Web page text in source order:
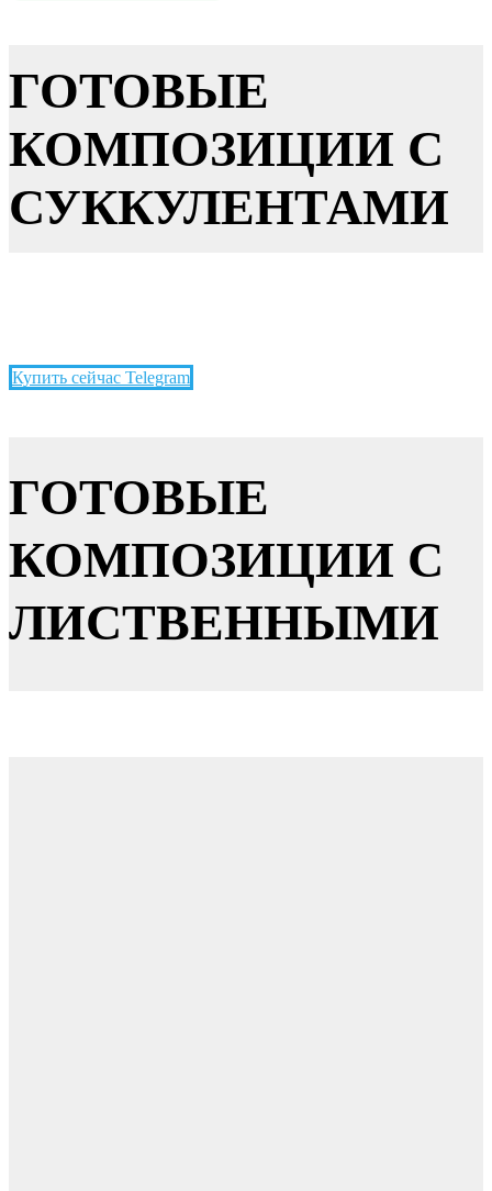
ГОТОВЫЕ
КОМПОЗИЦИИ С
СУККУЛЕНТАМИ
Купить сейчас Telegram
ГОТОВЫЕ
КОМПОЗИЦИИ С
ЛИСТВЕННЫМИ